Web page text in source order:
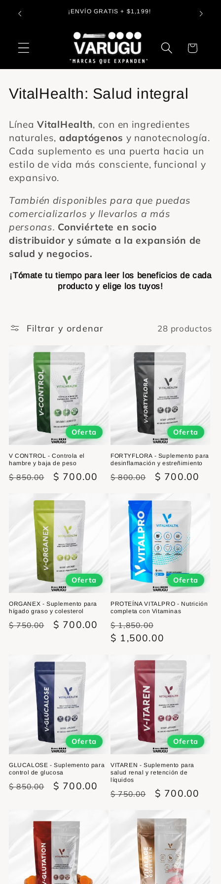
directamente
¡ENVÍO GRATIS + $1,199!
Carrito
C
l
e
c
i
ó
n
VitalHealth: Salud integral
LíneaVitalHealth, con en ingredientes
naturales, adaptógenos y nanotecnología.
Cada suplemento es una puerta hacia un
estilo de vida más consciente, funcional y
expansivo.
También disponibles para que puedas
comercializarlos y llevarlos a más
personas. Conviértete en socio
distribuidor y súmate a la expansión de
salud y negocios.
¡Tómate tu tiempo para leer los beneficios de cada
producto y elige los tuyos!
Filtrar y ordenar 28 productos
Oferta
V CONTROL - Controla el
hambre y baja de peso
Precio
$ 850.00
Precio
oferta
$ 700.00
Oferta
FORTYFLORA - Suplemento para
desinflamación y estreñimiento
Precio
$ 800.00
Precio
oferta
$ 700.00
Oferta
ORGANEX - Suplemento para
hígado graso y colesterol
Precio
$ 750.00
Precio
$ 700.00
Oferta
PROTEÍNA VITALPRO - Nutrición
completa con Vitaminas
Precio
habitual
$ 1,850.00
de
$ 1,500.00
Oferta
GLUCALOSE - Suplemento para
control de glucosa
Precio
$ 850.00
Precio
oferta
$ 700.00
Oferta
VITAREN - Suplemento para
salud renal y retención de
líquidos
Precio
$ 750.00
Precio
oferta
$ 700.00